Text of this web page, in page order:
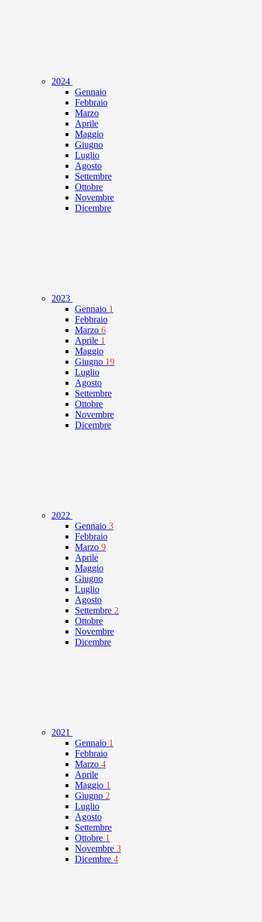
2024
Gennaio
Febbraio
Marzo
Aprile
Maggio
Giugno
Luglio
Agosto
Settembre
Ottobre
Novembre
Dicembre
2023
Gennaio 1
Febbraio
Marzo 6
Aprile 1
Maggio
Giugno 19
Luglio
Agosto
Settembre
Ottobre
Novembre
Dicembre
2022
Gennaio 3
Febbraio
Marzo 9
Aprile
Maggio
Giugno
Luglio
Agosto
Settembre 2
Ottobre
Novembre
Dicembre
2021
Gennaio 1
Febbraio
Marzo 4
Aprile
Maggio 1
Giugno 2
Luglio
Agosto
Settembre
Ottobre 1
Novembre 3
Dicembre 4